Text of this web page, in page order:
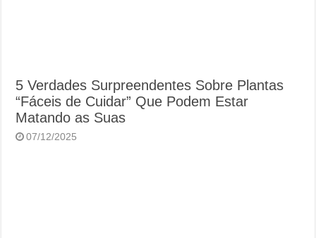
5 Verdades Surpreendentes Sobre Plantas
“Fáceis de Cuidar” Que Podem Estar
Matando as Suas
07/12/2025